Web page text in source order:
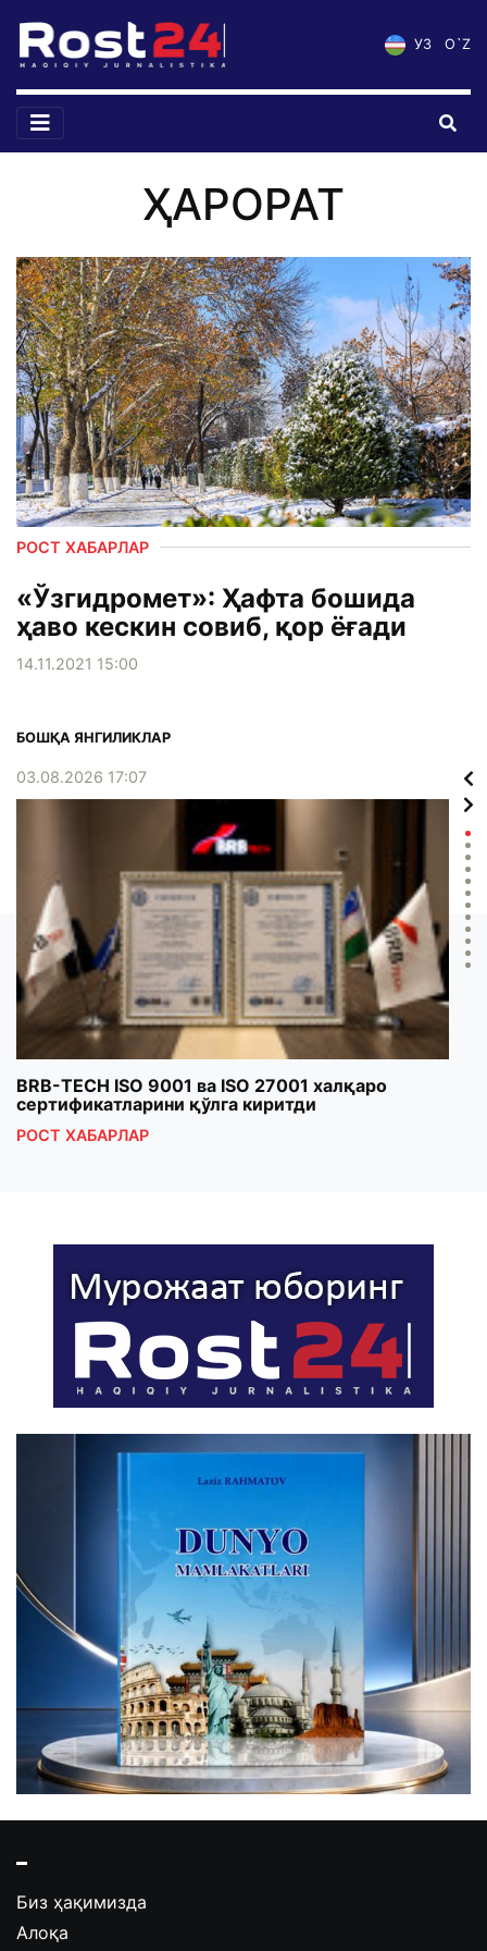
УЗ O`Z
ҲАРОРАТ
РОСТ ХАБАРЛАР
«Ўзгидромет»: Ҳафта бошида
ҳаво кескин совиб, қор ёғади
14.11.2021 15:00
БОШҚА ЯНГИЛИКЛАР
03.08.2026 17:07
BRB-TECH ISO 9001 ва ISO 27001 халқаро
сертификатларини қўлга киритди
РОСТ ХАБАРЛАР
Биз ҳақимизда
Алоқа